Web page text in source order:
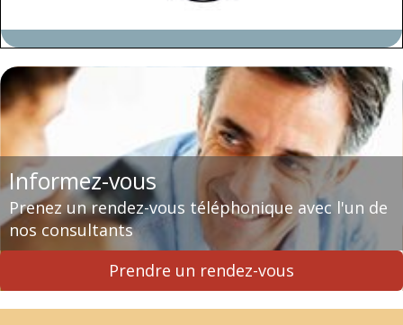
Informez-vous
Prenez un rendez-vous téléphonique avec l'un de
nos consultants
Prendre un rendez-vous